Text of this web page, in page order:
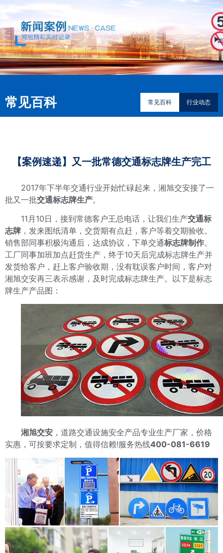
常见百科 常见百科 行业动态
【案例速递】又一批常德交通标志牌生产完工
2017年下半年交通行业开始忙碌起来，湘旭交安接了一
批又一批交通标志牌生产。
11月10日，接到常德客户王总电话，让我们生产交通标
志牌 ，发来图纸清单，交货期有点赶，客户等着交期验收。
销售部同事积极沟通后，达成协议，下单交通标志牌制作。
工厂同事加班加点赶货生产，终于10天后完成标志牌生产并
发货给客户，赶上客户验收期，没有耽误客户时间，客户对
湘旭交安再三表示感谢，及时完成标志牌生产。以下是标志
牌生产产品图：
湘旭交安 ，道路交通设施安全产品专业生产厂家，价格
实惠，可按要求定制，值得信赖!服务热线400-081-6619